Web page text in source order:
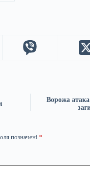
Ворожа
позначені*